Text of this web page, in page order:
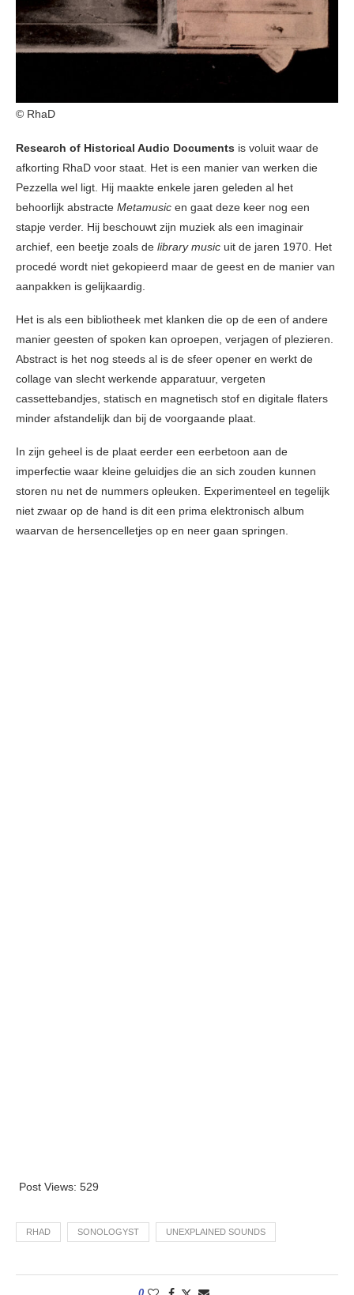
© RhaD
Research of Historical Audio Documents is voluit waar de
afkorting RhaD voor staat. Het is een manier van werken die
Pezzella wel ligt. Hij maakte enkele jaren geleden al het
behoorlijk abstracte Metamusic en gaat deze keer nog een
stapje verder. Hij beschouwt zijn muziek als een imaginair
archief, een beetje zoals de library music uit de jaren 1970. Het
procedé wordt niet gekopieerd maar de geest en de manier van
aanpakken is gelijkaardig.
Het is als een bibliotheek met klanken die op de een of andere
manier geesten of spoken kan oproepen, verjagen of plezieren.
Abstract is het nog steeds al is de sfeer opener en werkt de
collage van slecht werkende apparatuur, vergeten
cassettebandjes, statisch en magnetisch stof en digitale flaters
minder afstandelijk dan bij de voorgaande plaat.
In zijn geheel is de plaat eerder een eerbetoon aan de
imperfectie waar kleine geluidjes die an sich zouden kunnen
storen nu net de nummers opleuken. Experimenteel en tegelijk
niet zwaar op de hand is dit een prima elektronisch album
waarvan de hersencelletjes op en neer gaan springen.
Post Views: 529
RHAD SONOLOGYST UNEXPLAINED SOUNDS